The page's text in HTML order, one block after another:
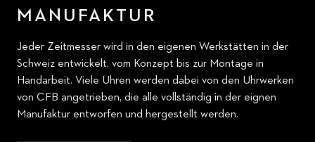
MANUFAKTUR
Jeder Zeitmesser wird in den eigenen Werkstätten in der
Schweiz entwickelt, vom Konzept bis zur Montage in
Handarbeit. Viele Uhren werden dabei von den Uhrwerken
von CFB angetrieben, die alle vollständig in der eignen
Manufaktur entworfen und hergestellt werden.